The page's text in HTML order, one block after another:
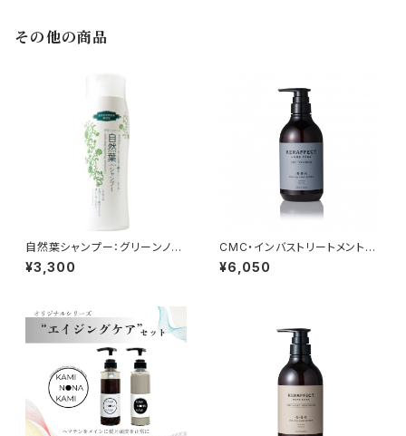
その他の商品
自然葉シャンプー：グリーンノー
ト
¥3,300
CMC・インバストリートメント：K
ERAFFECT（ケラフェクト）
¥6,050